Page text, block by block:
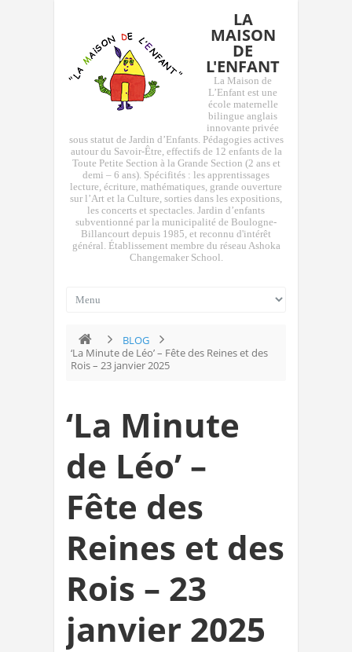
LA
MAISON
DE
L'ENFANT
La Maison de
L’Enfant est une
école maternelle
bilingue anglais
innovante privée
sous statut de Jardin d’Enfants. Pédagogies actives
autour du Savoir-Être, effectifs de 12 enfants de la
Toute Petite Section à la Grande Section (2 ans et
demi – 6 ans). Spécifités : les apprentissages
lecture, écriture, mathématiques, grande ouverture
sur l’Art et la Culture, sorties dans les expositions,
les concerts et spectacles. Jardin d’enfants
subventionné par la municipalité de Boulogne-
Billancourt depuis 1985, et reconnu d'intérêt
général. Établissement membre du réseau Ashoka
Changemaker School.
BLOG
‘La Minute de Léo’ – Fête des Reines et des
Rois – 23 janvier 2025
‘La Minute
de Léo’ –
Fête des
Reines et des
Rois – 23
janvier 2025